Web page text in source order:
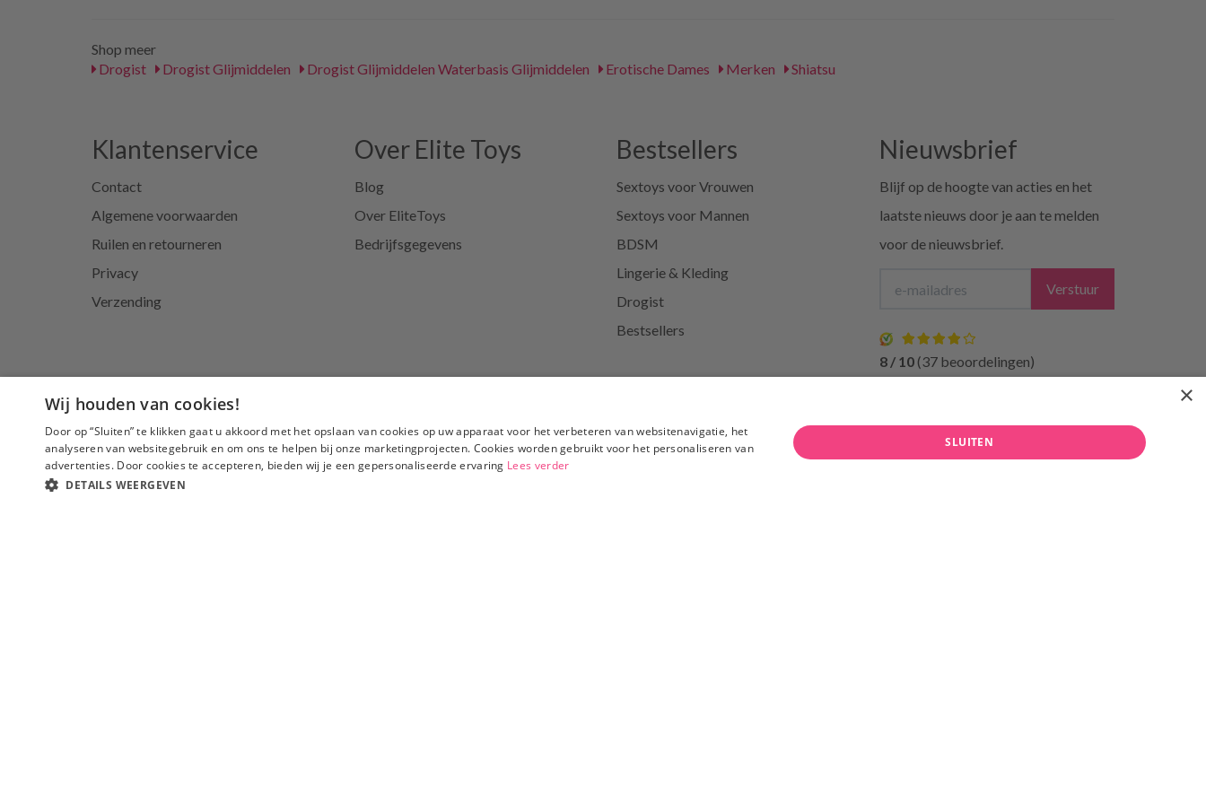
Shop meer
Drogist
Drogist Glijmiddelen Drogist Glijmiddelen Waterbasis Glijmiddelen Erotische Dames Merken Shiatsu
Klantenservice
Contact
Algemene voorwaarden
Ruilen en retourneren
Privacy
Verzending
Over Elite Toys
Blog
Over EliteToys
Bedrijfsgegevens
Bestsellers
Sextoys voor Vrouwen
Sextoys voor Mannen
BDSM
Lingerie & Kleding
Drogist
Bestsellers
Nieuwsbrief
Blijf op de hoogte van acties en het
laatste nieuws door je aan te melden
voor de nieuwsbrief.
Verstuur
8 / 10(37 beoordelingen)
Snelle Levering Slechts €3,95 verzendkosten, gratis verzendingvanaf €50 100% Discrete verzending Bezorgenniet bij de buren
© 2026 - Elitetoys.nl.
×
Wij houden van cookies!
Door op “Sluiten” te klikken gaat u akkoord met het opslaan van cookies op uw apparaat voor het verbeteren van websitenavigatie, het
analyseren van websitegebruik en om ons te helpen bij onze marketingprojecten. Cookies worden gebruikt voor het personaliseren van
advertenties. Door cookies te accepteren, bieden wij je een gepersonaliseerde ervaring Lees verder
DETAILS WEERGEVEN
SLUITEN